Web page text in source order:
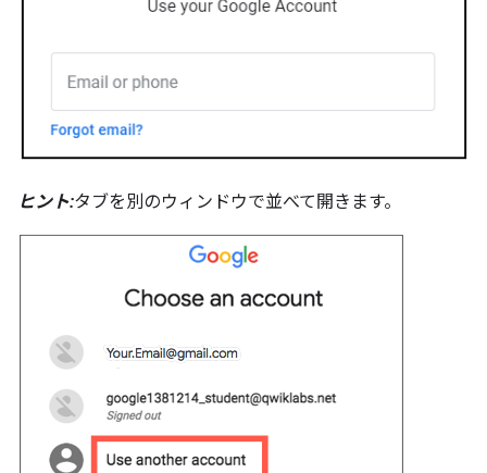
ヒント:タブを別のウィンドウで並べて開きます。